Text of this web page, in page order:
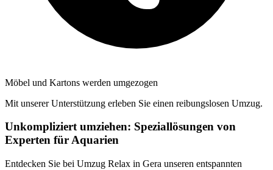
Möbel und Kartons werden umgezogen
Mit unserer Unterstützung erleben Sie einen reibungslosen Umzug.
Unkompliziert umziehen: Speziallösungen von
Experten für Aquarien
Entdecken Sie bei Umzug Relax in Gera unseren entspannten